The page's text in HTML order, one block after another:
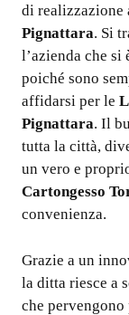
di realizzazione
Pignattara. Si
l’azienda che
poiché sono
affidarsi per le
Pignattara. Il
tutta la città,
un vero e
Cartongesso
convenienza.
Grazie a un
la ditta riesce a
che pervengono